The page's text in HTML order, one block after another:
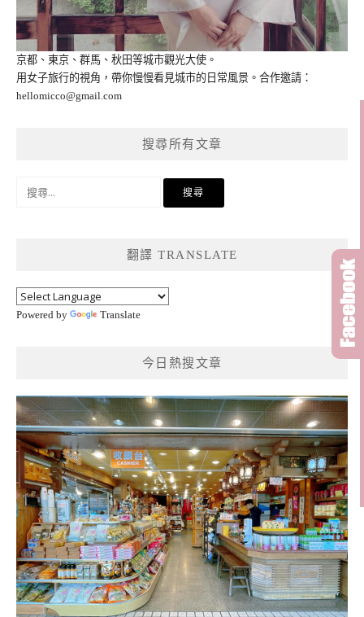
京都、東京、群馬、秋田等城市觀光大使。
用女子旅行的視角，帶你慢慢看見城市的日常風景。合作邀請：
hellomicco@gmail.com
搜尋所有文章
翻譯 TRANSLATE
Powered by Translate
今日熱搜文章